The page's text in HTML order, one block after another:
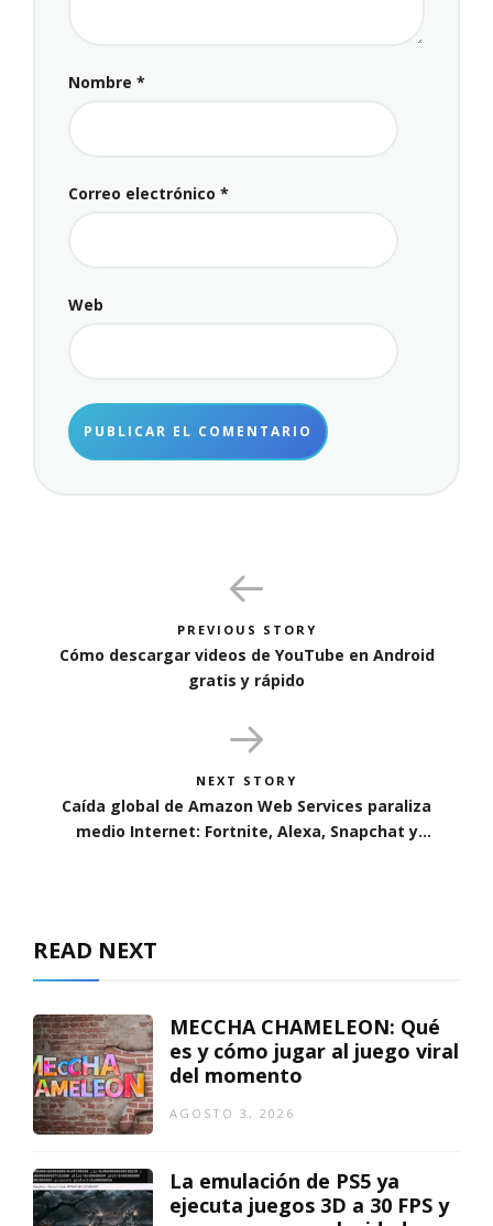
Nombre *
Correo electrónico *
Web
PREVIOUS STORY
Cómo descargar videos de YouTube en Android
gratis y rápido
NEXT STORY
Caída global de Amazon Web Services paraliza
medio Internet: Fortnite, Alexa, Snapchat y
READ NEXT
MECCHA CHAMELEON: Qué
es y cómo jugar al juego viral
del momento
AGOSTO 3, 2026
La emulación de PS5 ya
ejecuta juegos 3D a 30 FPS y